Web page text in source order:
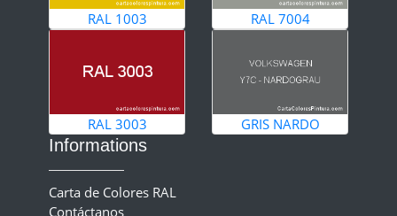
RAL 1003 RAL 7004
RAL 3003 GRIS NARDO
Informations
Carta de Colores RAL
Contáctanos